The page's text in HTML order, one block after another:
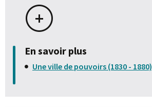
En savoir plus
Une ville de pouvoirs (1830 - 1880)